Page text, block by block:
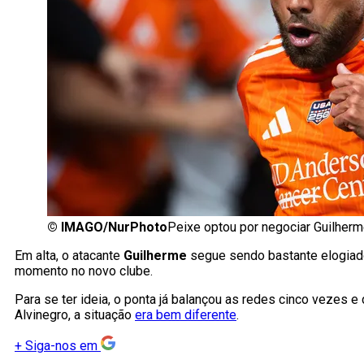
© IMAGO/NurPhoto Peixe optou por negociar
Em alta, o atacante Guilherme segue sendo bastante
momento no novo clube.
Para se ter ideia, o ponta já balançou as redes cinco
Alvinegro, a situação era bem diferente.
+ Siga-nos em